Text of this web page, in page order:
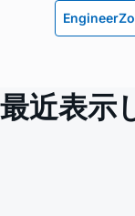
最近表示